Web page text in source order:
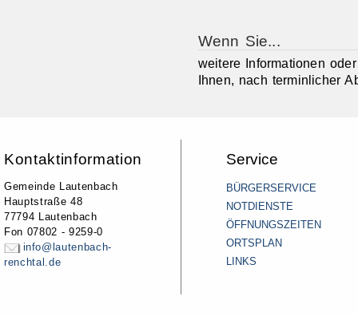
Wenn Sie...
weitere Informationen
Ihnen, nach terminlicher
Kontaktinformation
Gemeinde Lautenbach
Hauptstraße 48
77794 Lautenbach
Fon 07802 - 9259-0
info@lautenbach-
renchtal.de
Service
BÜRGERSERVICE
NOTDIENSTE
ÖFFNUNGSZEITEN
ORTSPLAN
LINKS